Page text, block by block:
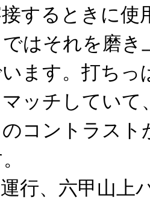
するときに使
はそれを磨き
ます。打ちっ
ッチしていて
コントラス
行、六甲山上